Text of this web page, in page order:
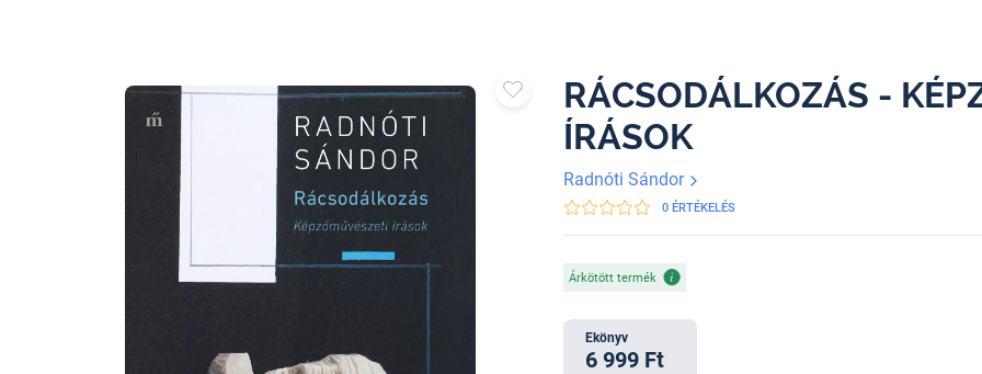
RÁCSODÁLKOZÁS -
ÍRÁSOK
Radnóti Sándor
0 ÉRTÉKELÉS
Árkötött termék
Ekönyv
6 999 Ft